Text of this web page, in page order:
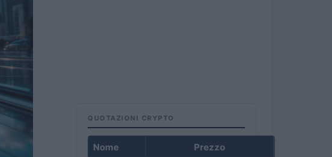
QUOTAZIONI CRYPTO
Nome Prezzo